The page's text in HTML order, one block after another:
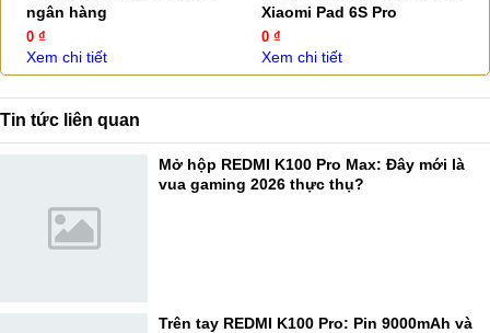
ngân hàng
0 ₫
Xem chi tiết
Xiaomi Pad 6S Pro
0 ₫
Xem chi tiết
Tin tức liên quan
Mở hộp REDMI K100 Pro Max: Đây mới là
vua gaming 2026 thực thụ?
Trên tay REDMI K100 Pro: Pin 9000mAh và